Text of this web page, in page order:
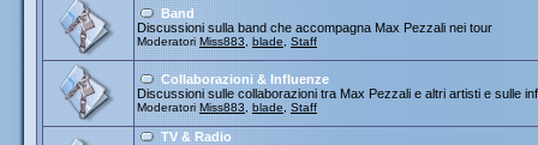
Band
Discussioni sulla band che accompagna Max Pezzali nei tour
Moderatori Miss883 blade Staff
Collaborazioni & Influenze
Discussioni sulle collaborazioni tra Max Pezzali e altri artisti e sulle
Moderatori Miss883 blade Staff
TV & Radio